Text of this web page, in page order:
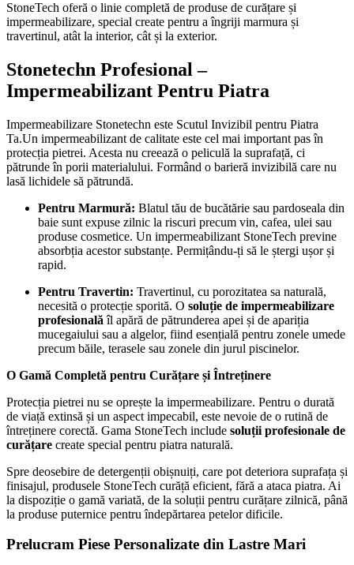
StoneTech oferă o linie completă de produse de curățare și
impermeabilizare, special create pentru a îngriji marmura și
travertinul, atât la interior, cât și la exterior.
Stonetechn Profesional –
Impermeabilizant Pentru Piatra
Impermeabilizare Stonetechn este Scutul Invizibil pentru Piatra
Ta.Un impermeabilizant de calitate este cel mai important pas în
protecția pietrei. Acesta nu creează o peliculă la suprafață, ci
pătrunde în porii materialului. Formând o barieră invizibilă care nu
lasă lichidele să pătrundă.
Pentru Marmură: Blatul tău de bucătărie sau pardoseala din
baie sunt expuse zilnic la riscuri precum vin, cafea, ulei sau
produse cosmetice. Un impermeabilizant StoneTech previne
absorbția acestor substanțe. Permițându-ți să le ștergi ușor și
rapid.
Pentru Travertin: Travertinul, cu porozitatea sa naturală,
necesită o protecție sporită. O soluție de impermeabilizare
profesională îl apără de pătrunderea apei și de apariția
mucegaiului sau a algelor, fiind esențială pentru zonele umede
precum băile, terasele sau zonele din jurul piscinelor.
O Gamă Completă pentru Curățare și Întreținere
Protecția pietrei nu se oprește la impermeabilizare. Pentru o durată
de viață extinsă și un aspect impecabil, este nevoie de o rutină de
întreținere corectă. Gama StoneTech include soluții profesionale de
curățare create special pentru piatra naturală.
Spre deosebire de detergenții obișnuiți, care pot deteriora suprafața și
finisajul, produsele StoneTech curăță eficient, fără a ataca piatra. Ai
la dispoziție o gamă variată, de la soluții pentru curățare zilnică, până
la produse puternice pentru îndepărtarea petelor dificile.
Prelucram Piese Personalizate din Lastre Mari